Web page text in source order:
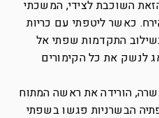
השוכבת לצידי, המשכתי
כאשר ליטפתי עם כריות
התקדמות שפתי אל
לנשק את כל הקימורים
הורידה את ראשה המתוח
הבשרניות פגשו בשפתי